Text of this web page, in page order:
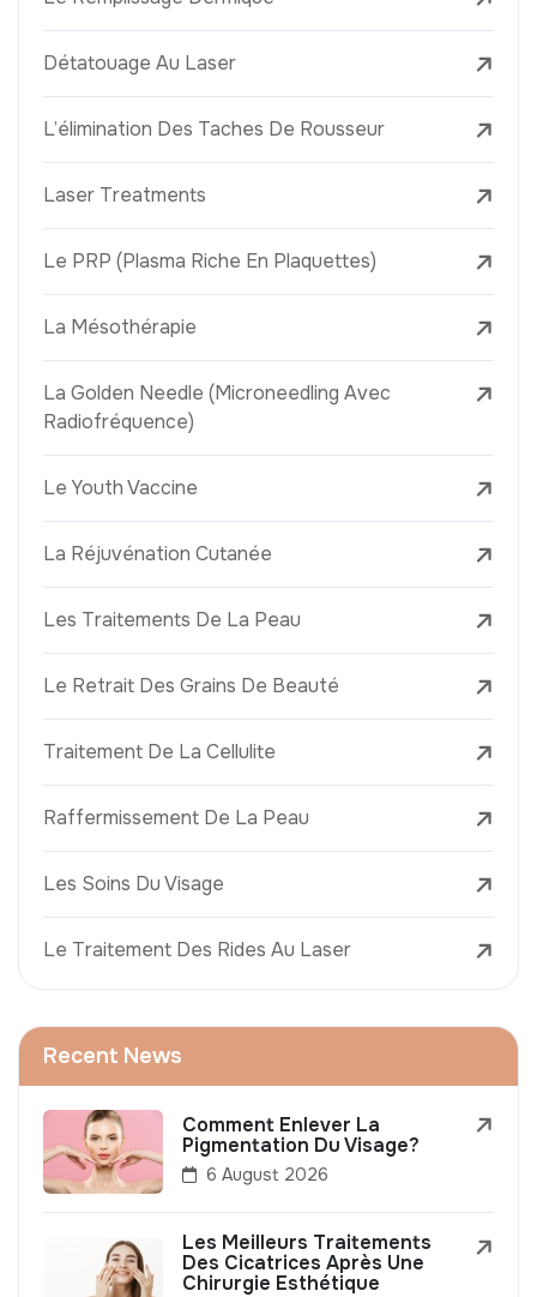
Détatouage Au Laser
L’élimination Des Taches De Rousseur
Laser Treatments
Le PRP (Plasma Riche En Plaquettes)
La Mésothérapie
La Golden Needle (Microneedling Avec
Radiofréquence)
Le Youth Vaccine
La Réjuvénation Cutanée
Les Traitements De La Peau
Le Retrait Des Grains De Beauté
Traitement De La Cellulite
Raffermissement De La Peau
Les Soins Du Visage
Le Traitement Des Rides Au Laser
Recent News
Comment Enlever La
Pigmentation Du Visage?
6 August 2026
Les Meilleurs Traitements
Des Cicatrices Après Une
Chirurgie Esthétique